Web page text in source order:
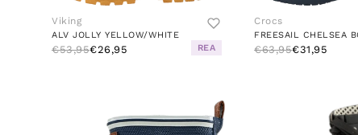
Viking
ALV JOLLY YELLOW/WHITE
€53,95€26,95 REA
Crocs
€63,95€31,95